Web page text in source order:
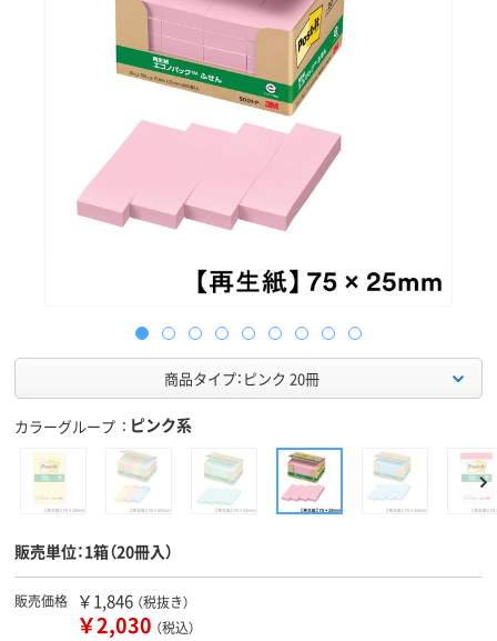
商品タイプ：ピンク 20冊
カラーグループ ピンク系
販売単位：1箱（20冊入）
販売価格 ￥1,846 （税抜き）
￥2,030 （税込）